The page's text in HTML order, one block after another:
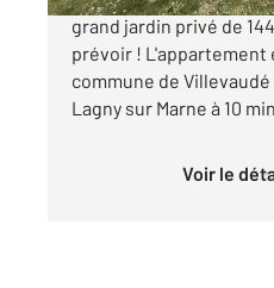
grand jardin privé de
prévoir ! L'appartement
commune de
Lagny sur Marne à 10
Voir le